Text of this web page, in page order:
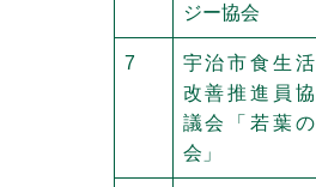
ジー協会
7
宇治市食生活
改善推進員協
議会「若葉の
会」